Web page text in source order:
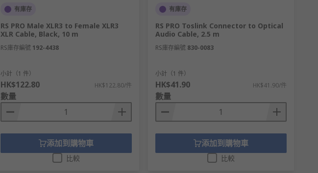
有庫存
RS PRO Male XLR3 to Female XLR3
XLR Cable, Black, 10 m
RS庫存編號 192-4438
小計（1 件）
HK$122.80 HK$122.80/件
數量
添加到購物車
比較
有庫存
RS PRO Toslink Connector to Optical
Audio Cable, 2.5 m
RS庫存編號 830-0083
小計（1 件）
HK$41.90 HK$41.90/件
數量
添加到購物車
比較